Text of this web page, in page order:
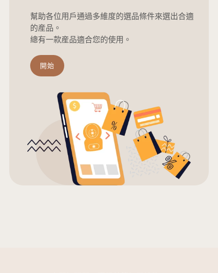
幫助各位用戶通過多維度的選品條件來選出合適
的産品。
總有一款産品適合您的使用。
開始